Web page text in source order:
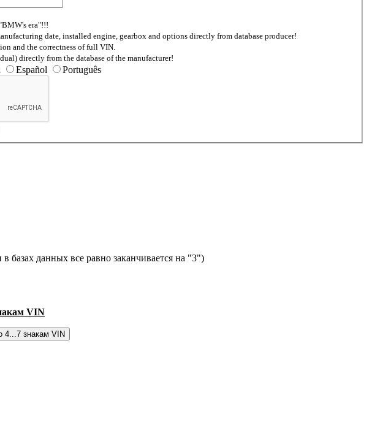
era"!!!
date, installed engine, gearbox and options directly from database producer!
and the correctness of full VIN.
directly from the database of the manufacturer!
Español Português
базах данных все равно заканчивается на "3")
VIN